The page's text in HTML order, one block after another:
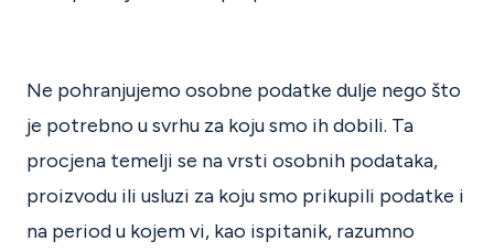
Ne pohranjujemo osobne podatke dulje nego što
je potrebno u svrhu za koju smo ih dobili. Ta
procjena temelji se na vrsti osobnih podataka,
proizvodu ili usluzi za koju smo prikupili podatke i
na period u kojem vi, kao ispitanik, razumno